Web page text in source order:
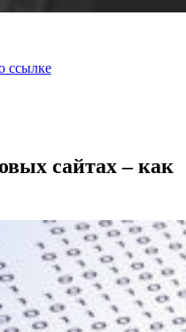
ссылке
сайтах – как